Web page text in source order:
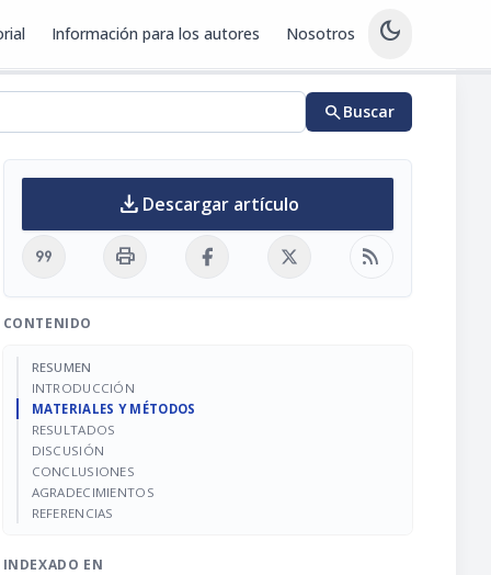
Información para los autores Nosotros dark_mode
searchBuscar
download Descargar artículo
format_quote print rss_feed
CONTENIDO
RESUMEN
INTRODUCCIÓN
MATERIALES Y MÉTODOS
RESULTADOS
DISCUSIÓN
CONCLUSIONES
AGRADECIMIENTOS
REFERENCIAS
INDEXADO EN